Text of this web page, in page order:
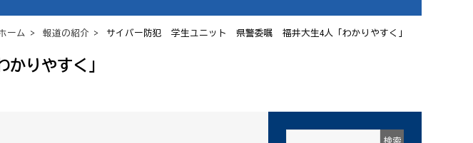
ーム > 報道の紹介 > サイバー防犯 学生ユニット 県警委嘱 福井大生4人「わかりやすく」
りやすく」